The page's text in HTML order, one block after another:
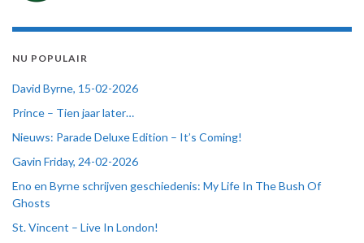
NU POPULAIR
David Byrne, 15-02-2026
Prince – Tien jaar later…
Nieuws: Parade Deluxe Edition – It’s Coming!
Gavin Friday, 24-02-2026
Eno en Byrne schrijven geschiedenis: My Life In The Bush Of
Ghosts
St. Vincent – Live In London!